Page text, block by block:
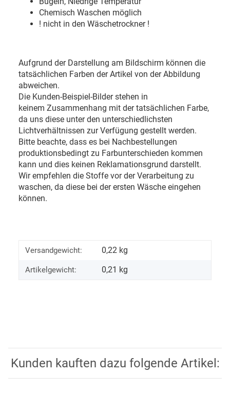
Chemisch Waschen möglich
! nicht in den Wäschetrockner !
Aufgrund der Darstellung am Bildschirm können die
tatsächlichen Farben der Artikel von der Abbildung
abweichen.
Die Kunden-Beispiel-Bilder stehen in
keinem Zusammenhang mit der tatsächlichen Farbe,
da uns diese unter den unterschiedlichsten
Lichtverhältnissen zur Verfügung gestellt werden.
Bitte beachte, dass es bei Nachbestellungen
produktionsbedingt zu Farbunterschieden kommen
kann und dies keinen Reklamationsgrund darstellt.
Wir empfehlen die Stoffe vor der Verarbeitung zu
waschen, da diese bei der ersten Wäsche eingehen
können.
Versandgewicht: 0,22 kg
Artikelgewicht: 0,21 kg
Kunden kauften dazu folgende Artikel: